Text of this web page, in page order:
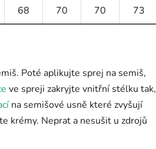
68 70 70 73
Poté aplikujte sprej na semiš,
ve spreji zakryjte vnitřní stélku tak,
na semišové usně které zvyšují
krémy. Neprat a nesušit u zdrojů